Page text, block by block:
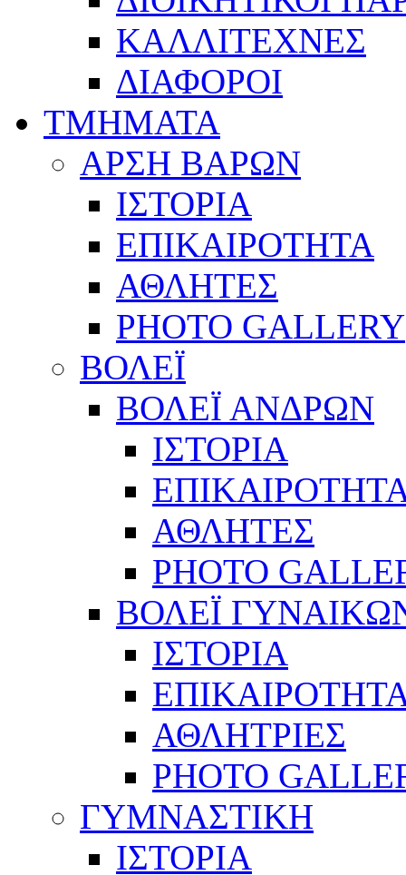
ΚΑΛΛΙΤΕΧΝΕΣ
ΔΙΑΦΟΡΟΙ
ΤΜΗΜΑΤΑ
ΑΡΣΗ ΒΑΡΩΝ
ΙΣΤΟΡΙΑ
ΕΠΙΚΑΙΡΟΤΗΤΑ
ΑΘΛΗΤΕΣ
PHOTO GALLERY
ΒΟΛΕΪ
ΒΟΛΕΪ ΑΝΔΡΩΝ
ΙΣΤΟΡΙΑ
ΑΘΛΗΤΕΣ
PHOTO
ΒΟΛΕΪ
ΙΣΤΟΡΙΑ
ΑΘΛΗΤΡΙΕΣ
PHOTO
ΓΥΜΝΑΣΤΙΚΗ
ΙΣΤΟΡΙΑ